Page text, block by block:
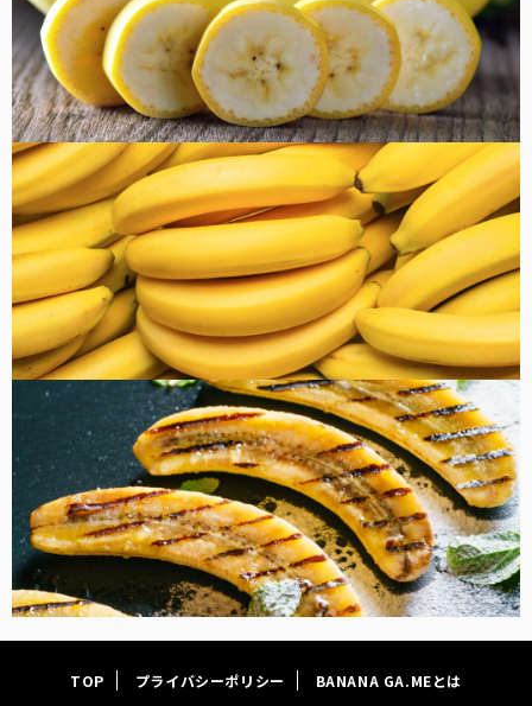
健康・美容
FOOD
TOP プライバシーポリシー BANANA GA.MEとは